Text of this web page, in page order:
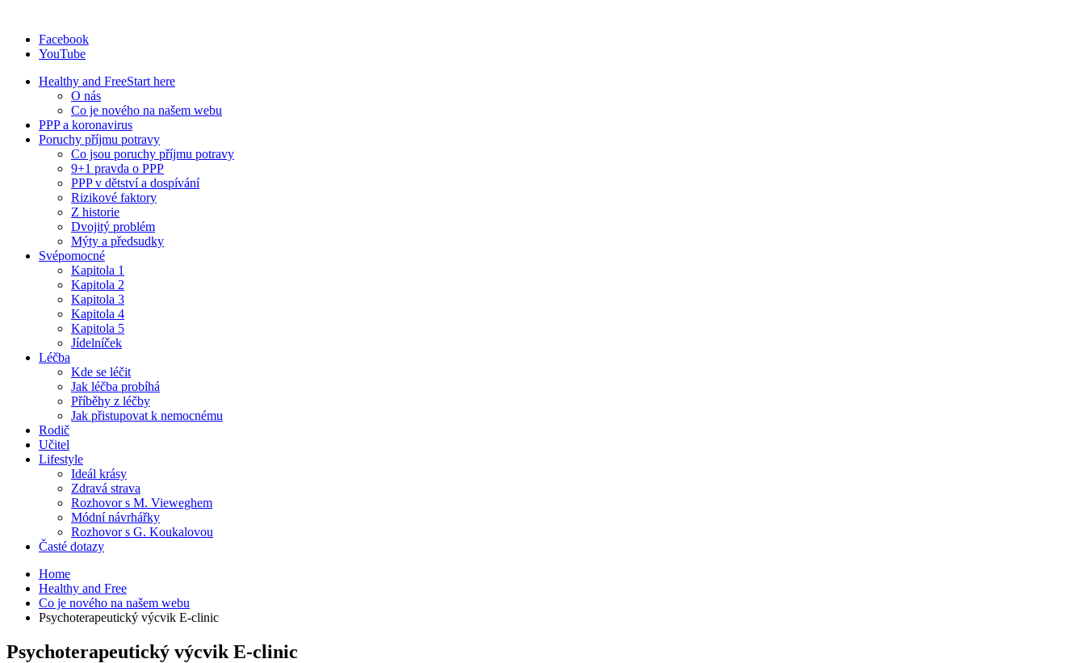
Facebook
YouTube
Healthy and FreeStart here
O nás
Co je nového na našem webu
PPP a koronavirus
Poruchy příjmu potravy
Co jsou poruchy příjmu potravy
9+1 pravda o PPP
PPP v dětství a dospívání
Rizikové faktory
Z historie
Dvojitý problém
Mýty a předsudky
Svépomocné
Kapitola 1
Kapitola 2
Kapitola 3
Kapitola 4
Kapitola 5
Jídelníček
Léčba
Kde se léčit
Jak léčba probíhá
Příběhy z léčby
Jak přistupovat k nemocnému
Rodič
Učitel
Lifestyle
Ideál krásy
Zdravá strava
Rozhovor s M. Vieweghem
Módní návrhářky
Rozhovor s G. Koukalovou
Časté dotazy
Home
Healthy and Free
Co je nového na našem webu
Psychoterapeutický výcvik E-clinic
Psychoterapeutický výcvik E-clinic